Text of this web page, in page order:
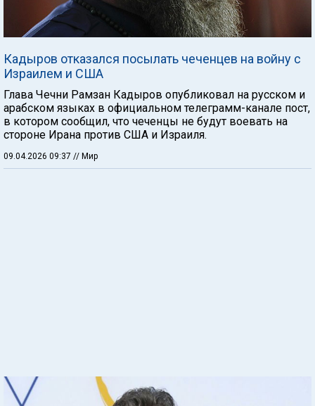
Кадыров отказался посылать чеченцев на войну с
Израилем и США
Глава Чечни Рамзан Кадыров опубликовал на русском и
арабском языках в официальном телеграмм-канале пост,
в котором сообщил, что чеченцы не будут воевать на
стороне Ирана против США и Израиля.
09.04.2026 09:37 // Мир